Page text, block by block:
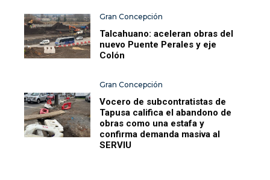
Gran Concepción
Talcahuano: aceleran obras del
nuevo Puente Perales y eje
Colón
Gran Concepción
Vocero de subcontratistas de
Tapusa califica el abandono de
obras como una estafa y
confirma demanda masiva al
SERVIU